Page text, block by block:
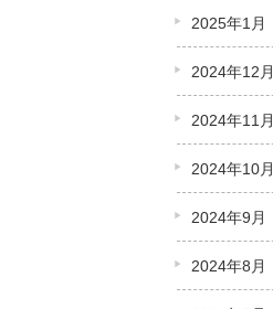
2025年1月
2024年12月
2024年11月
2024年10月
2024年9月
2024年8月